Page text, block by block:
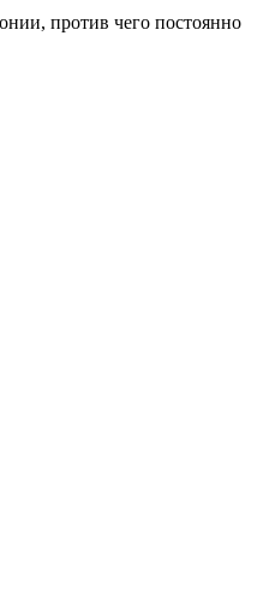
против чего постоянно